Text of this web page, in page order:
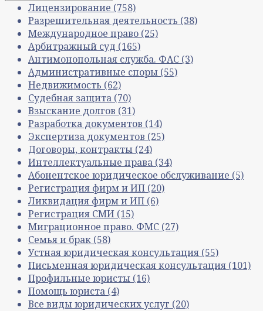
Лицензирование (758)
Разрешительная деятельность (38)
Международное право (25)
Арбитражный суд (165)
Антимонопольная служба. ФАС (3)
Административные споры (55)
Недвижимость (62)
Судебная защита (70)
Взыскание долгов (31)
Разработка документов (14)
Экспертиза документов (25)
Договоры, контракты (24)
Интеллектуальные права (34)
Абонентское юридическое обслуживание (5)
Регистрация фирм и ИП (20)
Ликвидация фирм и ИП (6)
Регистрация СМИ (15)
Миграционное право. ФМС (27)
Семья и брак (58)
Устная юридическая консультация (55)
Письменная юридическая консультация (101)
Профильные юристы (16)
Помощь юриста (4)
Все виды юридических услуг (20)